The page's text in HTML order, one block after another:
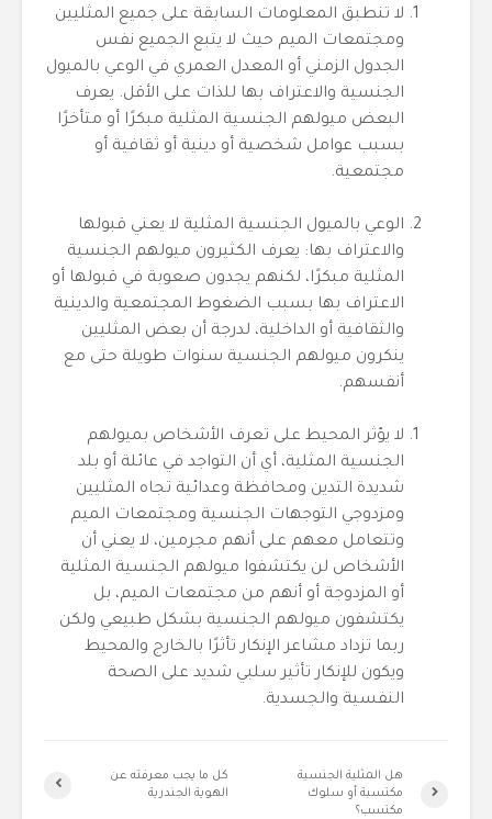
لا تنطبق المعلومات السابقة على جميع المثليين
ومجتمعات الميم حيث لا يتبع الجميع نفس
الجدول الزمني أو المعدل العمري في الوعي بالميول
الجنسية والاعتراف بها للذات على الأقل. يعرف
البعض ميولهم الجنسية المثلية مبكرًا أو متأخرًا
بسبب عوامل شخصية أو دينية أو ثقافية أو
مجتمعية.
الوعي بالميول الجنسية المثلية لا يعني قبولها
والاعتراف بها: يعرف الكثيرون ميولهم الجنسية
المثلية مبكرًا، لكنهم يجدون صعوبة في قبولها أو
الاعتراف بها بسبب الضغوط المجتمعية والدينية
والثقافية أو الداخلية، لدرجة أن بعض المثليين
ينكرون ميولهم الجنسية سنوات طويلة حتى مع
أنفسهم.
لا يؤثر المحيط على تعرف الأشخاص بميولهم
الجنسية المثلية، أي أن التواجد في عائلة أو بلد
شديدة التدين ومحافظة وعدائية تجاه المثليين
ومزدوجي التوجهات الجنسية ومجتمعات الميم
وتتعامل معهم على أنهم مجرمين، لا يعني أن
الأشخاص لن يكتشفوا ميولهم الجنسية المثلية
أو المزدوجة أو أنهم من مجتمعات الميم، بل
يكتشفون ميولهم الجنسية بشكل طبيعي ولكن
ربما تزداد مشاعر الإنكار تأثرًا بالخارج والمحيط
ويكون للإنكار تأثير سلبي شديد على الصحة
النفسية والجسدية.
كل ما يجب معرفته عن
الهوية الجندرية
هل المثلية الجنسية
مكتسبة أو سلوك
مكتسب؟